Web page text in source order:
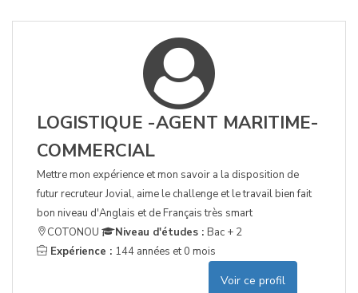
LOGISTIQUE -AGENT MARITIME-
COMMERCIAL
Mettre mon expérience et mon savoir a la disposition de
futur recruteur Jovial, aime le challenge et le travail bien fait
bon niveau d'Anglais et de Français très smart
COTONOU
Niveau d'études : Bac + 2
Expérience : 144 années et 0 mois
Voir ce profil